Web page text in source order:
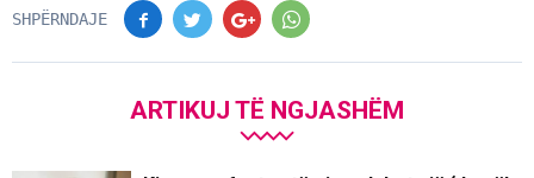
SHPËRNDAJE
ARTIKUJ TË NGJASHËM